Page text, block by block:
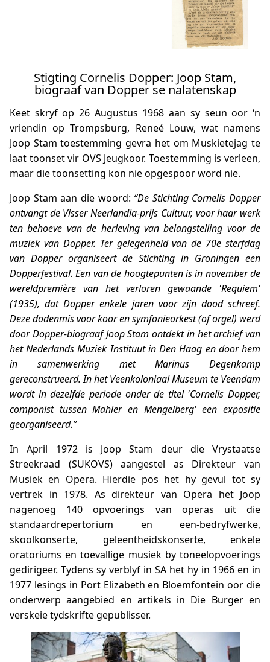
Stigting Cornelis Dopper: Joop Stam,
biograaf van Dopper se nalatenskap
Keet skryf op 26 Augustus 1968 aan sy seun oor ‘n
vriendin op Trompsburg, Reneé Louw, wat namens
Joop Stam toestemming gevra het om Muskietejag te
laat toonset vir OVS Jeugkoor. Toestemming is verleen,
maar die toonsetting kon nie opgespoor word nie.
Joop Stam aan die woord: “De Stichting Cornelis Dopper
ontvangt de Visser Neerlandia-prijs Cultuur, voor haar werk
ten behoeve van de herleving van belangstelling voor de
muziek van Dopper. Ter gelegenheid van de 70e sterfdag
van Dopper organiseert de Stichting in Groningen een
Dopperfestival. Een van de hoogtepunten is in november de
wereldpremière van het verloren gewaande 'Requiem'
(1935), dat Dopper enkele jaren voor zijn dood schreef.
Deze dodenmis voor koor en symfonieorkest (of orgel) werd
door Dopper-biograaf Joop Stam ontdekt in het archief van
het Nederlands Muziek Instituut in Den Haag en door hem
in samenwerking met Marinus Degenkamp
gereconstrueerd. In het Veenkoloniaal Museum te Veendam
wordt in dezelfde periode onder de titel 'Cornelis Dopper,
componist tussen Mahler en Mengelberg' een expositie
georganiseerd.”
In April 1972 is Joop Stam deur die Vrystaatse
Streekraad (SUKOVS) aangestel as Direkteur van
Musiek en Opera. Hierdie pos het hy gevul tot sy
vertrek in 1978. As direkteur van Opera het Joop
nagenoeg 140 opvoerings van operas uit die
standaardrepertorium en een-bedryfwerke,
skoolkonserte, geleentheidskonserte, enkele
oratoriums en toevallige musiek by toneelopvoerings
gedirigeer. Tydens sy verblyf in SA het hy in 1966 en in
1977 lesings in Port Elizabeth en Bloemfontein oor die
onderwerp aangebied en artikels in Die Burger en
verskeie tydskrifte gepublisser.